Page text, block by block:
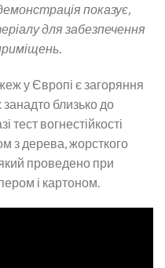
показує,
для забезпечення
у Європі є загоряння
близько до
тест вогнестійкості
з дерева, жорсткого
проведено при
і картоном.